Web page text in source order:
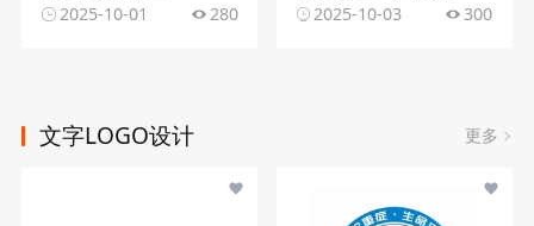
2025-10-01 280 2025-10-03 300
文字LOGO设计 更多